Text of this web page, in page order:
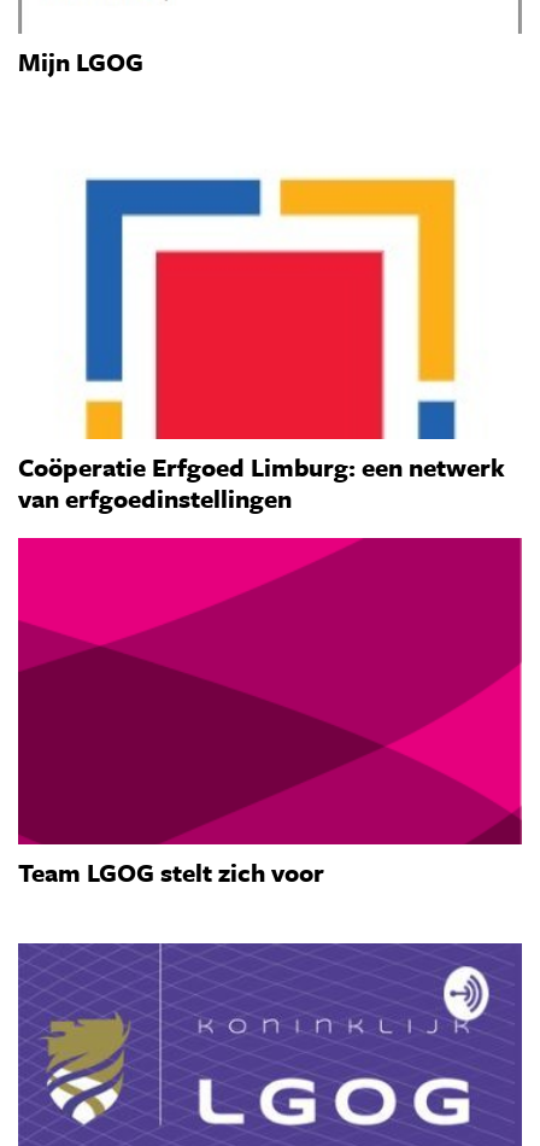
Mijn LGOG
Coöperatie Erfgoed Limburg: een netwerk
van erfgoedinstellingen
Team LGOG stelt zich voor